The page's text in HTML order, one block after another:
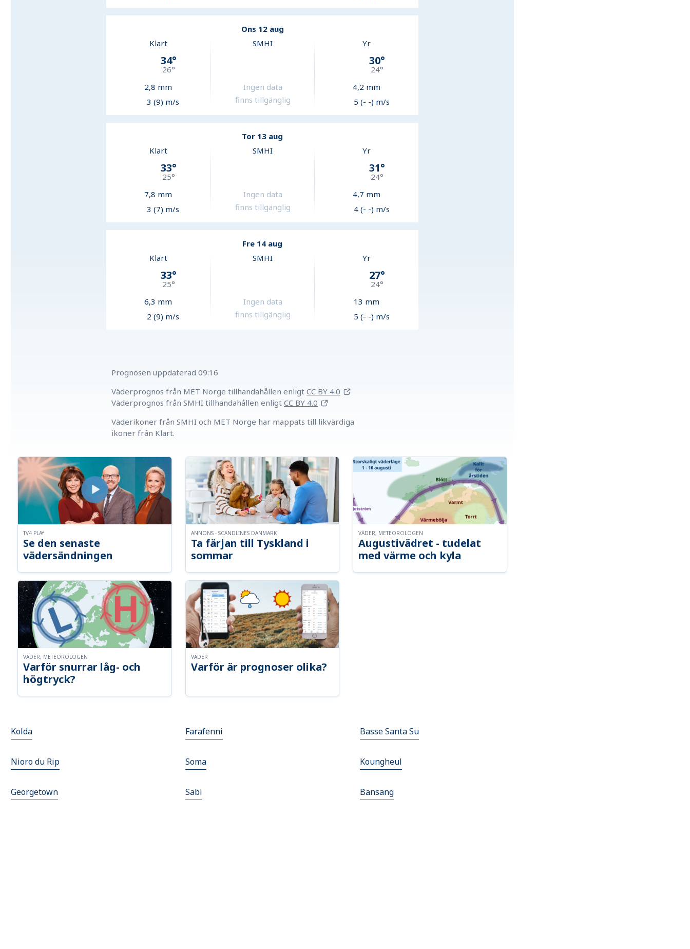
Ons 12 aug
Klart
34°
26°
2,8 mm
3 (9) m/s
SMHI
Ingen data
finns tillgänglig
Yr
30°
24°
4,2 mm
5 (- -) m/s
Tor 13 aug
Klart
33°
25°
7,8 mm
3 (7) m/s
SMHI
Ingen data
finns tillgänglig
Yr
31°
24°
4,7 mm
4 (- -) m/s
Fre 14 aug
Klart
33°
25°
6,3 mm
2 (9) m/s
SMHI
Ingen data
finns tillgänglig
Yr
27°
24°
13 mm
5 (- -) m/s
Prognosen uppdaterad 09:16
Väderprognos från MET Norge tillhandahållen enligt CC BY 4.0
Väderprognos från SMHI tillhandahållen enligt CC BY 4.0
Väderikoner från SMHI och MET Norge har mappats till likvärdiga
ikoner från Klart.
Se den senaste
vädersändningen
TV4 PLAY
Ta färjan till Tyskland i
sommar
ANNONS - SCANDLINES DANMARK
Augustivädret - tudelat
med värme och kyla
VÄDER, METEOROLOGEN
Varför snurrar låg- och
högtryck?
VÄDER, METEOROLOGEN
Varför är prognoser olika?
VÄDER
Kolda Farafenni Basse Santa Su
Nioro du Rip Soma Koungheul
Georgetown Sabi Bansang